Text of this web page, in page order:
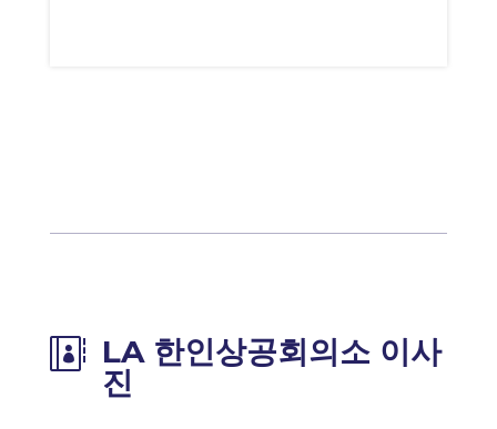
 LA 한인상공회의소 이사
진